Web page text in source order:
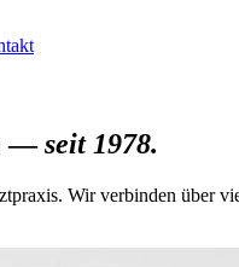
—seit 1978.
Wir verbinden über